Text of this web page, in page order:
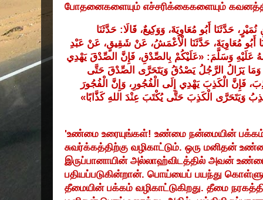
போதனைகளையும் எச்சரிக்கைகளையும்
نُمَيْرٍ، حَدَّثَنَا أَبُو مُعَاوِيَةَ، وَوَكِيعٌ، قَالَا: حَدَّثَنَا
أَبُو مُعَاوِيَةَ، حَدَّثَنَا الْأَعْمَشُ، عَنْ شَقِيقٍ، عَنْ عَبْدِ
عَلَيْهِ وَسَلَّمَ: «عَلَيْكُمْ بِالصِّدْقِ، فَإِنَّ الصِّدْقَ يَهْدِي
وَمَا يَزَالُ الرَّجُلُ يَصْدُقُ وَيَتَحَرَّى الصِّدْقَ حَتَّى
فَإِنَّ الْكَذِبَ يَهْدِي إِلَى الْفُجُورِ، وَإِنَّ الْفُجُورَ
وَيَتَحَرَّى الْكَذِبَ حَتَّى يُكْتَبَ عِنْدَ اللهِ كَذَّابًا»
'உண்மை உரையுங்கள்! உண்மை நன்மையின் பக்கம்
சுவர்க்கத்திற்கு வழிகாட்டும். ஒரு மனிதன்
இருப்பானாயின் அல்லாஹ்விடத்தில் அவன்
பதியப்படுகின்றான். பொய்யைப் பயந்து
தீமையின் பக்கம் வழிகாட்டுகிறது. தீமை